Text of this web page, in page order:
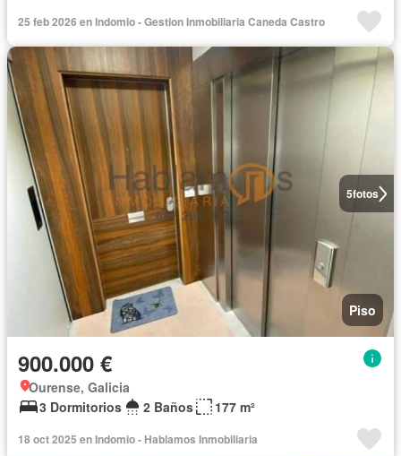
25 feb 2026 en Indomio - Gestion Inmobiliaria Caneda Castro
5fotos
Piso
900.000 €
Ourense, Galicia
3 Dormitorios
2 Baños 177 m²
18 oct 2025 en Indomio - Hablamos Inmobiliaria